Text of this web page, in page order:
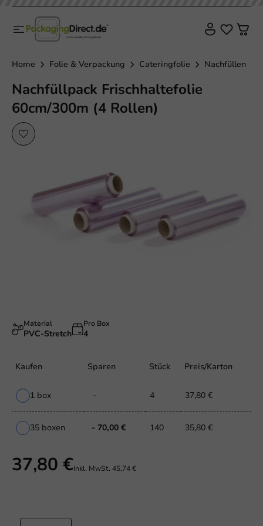
Home Folie & Verpackung Cateringfolie Nachfüllen
Nachfüllpack Frischhaltefolie
60cm/300m (4 Rollen)
Material
PVC-Stretch
Pro Box
4
Kaufen Sparen Stück Preis/Karton
1 box - 4 37,80 €
35 boxen - 70,00 € 140 35,80 €
37,80 €Inkl. MwSt. 45,74 €